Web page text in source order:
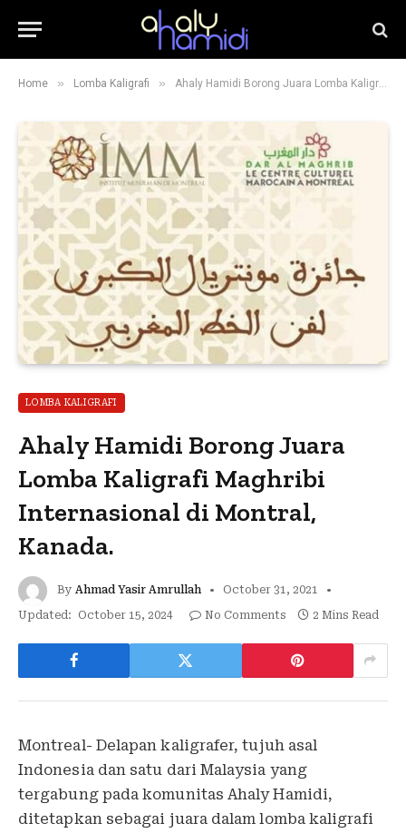
Home » Lomba Kaligrafi » Ahaly Hamidi Borong Juara Lomba Kaligrafi Maghribi Internasional di Montral, Kanada.
LOMBA KALIGRAFI
Ahaly Hamidi Borong Juara
Lomba Kaligrafi Maghribi
Internasional di Montral,
Kanada.
By Ahmad Yasir Amrullah
October 31, 2021
Updated:
October 15, 2024 No Comments 2 Mins Read
Montreal- Delapan kaligrafer, tujuh asal
Indonesia dan satu dari Malaysia yang
tergabung pada komunitas Ahaly Hamidi,
ditetapkan sebagai juara dalam lomba kaligrafi